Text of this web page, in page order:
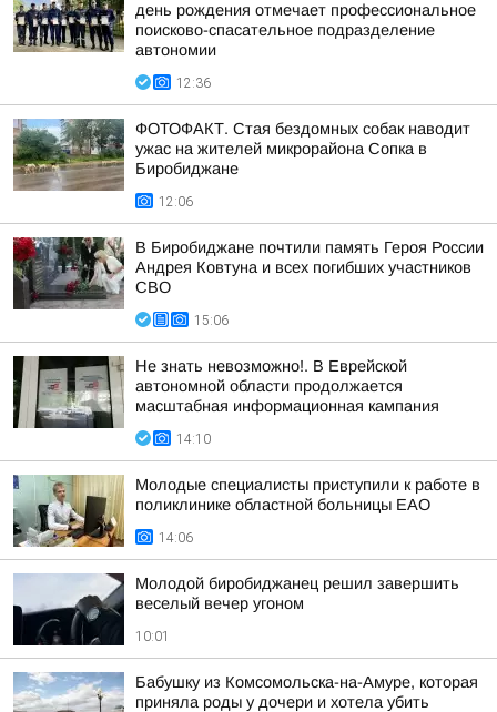
день рождения отмечает профессиональное
поисково-спасательное подразделение
автономии
12:36
ФОТОФАКТ. Стая бездомных собак наводит
ужас на жителей микрорайона Сопка в
Биробиджане
12:06
В Биробиджане почтили память Героя России
Андрея Ковтуна и всех погибших участников
СВО
15:06
Не знать невозможно!. В Еврейской
автономной области продолжается
масштабная информационная кампания
14:10
Молодые специалисты приступили к работе в
поликлинике областной больницы ЕАО
14:06
Молодой биробиджанец решил завершить
веселый вечер угоном
10:01
Бабушку из Комсомольска-на-Амуре, которая
приняла роды у дочери и хотела убить